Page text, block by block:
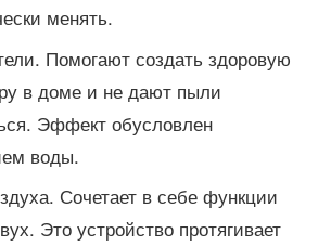
менять.
Помогают создать здоровую
в доме и не дают пыли
Эффект обусловлен
воды.
Сочетает в себе функции
Это устройство протягивает